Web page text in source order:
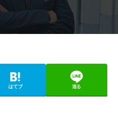
はてブ 送る